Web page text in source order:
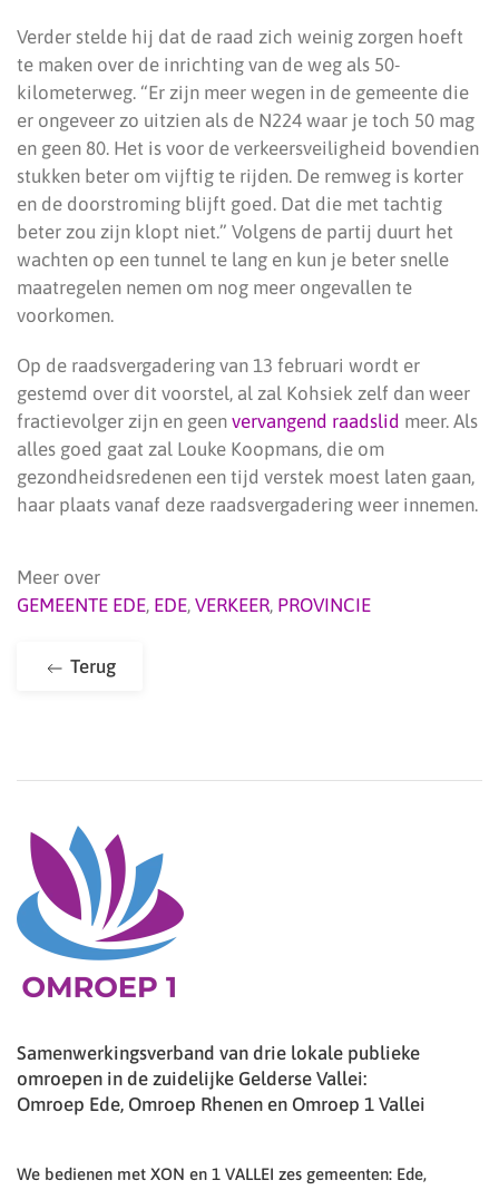
Verder stelde hij dat de raad zich weinig zorgen hoeft
te maken over de inrichting van de weg als 50-
kilometerweg. “Er zijn meer wegen in de gemeente die
er ongeveer zo uitzien als de N224 waar je toch 50 mag
en geen 80. Het is voor de verkeersveiligheid bovendien
stukken beter om vijftig te rijden. De remweg is korter
en de doorstroming blijft goed. Dat die met tachtig
beter zou zijn klopt niet.” Volgens de partij duurt het
wachten op een tunnel te lang en kun je beter snelle
maatregelen nemen om nog meer ongevallen te
voorkomen.
Op de raadsvergadering van 13 februari wordt er
gestemd over dit voorstel, al zal Kohsiek zelf dan weer
fractievolger zijn en geen vervangend raadslid meer. Als
alles goed gaat zal Louke Koopmans, die om
gezondheidsredenen een tijd verstek moest laten gaan,
haar plaats vanaf deze raadsvergadering weer innemen.
Meer over
GEMEENTE EDE, EDE, VERKEER, PROVINCIE
Terug
Samenwerkingsverband van drie lokale publieke
omroepen in de zuidelijke Gelderse Vallei:
Omroep Ede, Omroep Rhenen en Omroep 1 Vallei
We bedienen met XON en 1 VALLEI zes gemeenten: Ede,